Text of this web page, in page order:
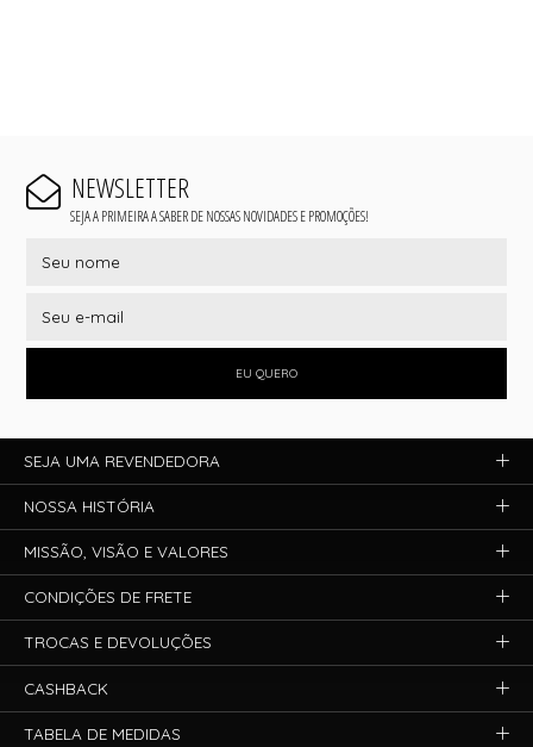
NEWSLETTER
SEJA A PRIMEIRA A SABER DE NOSSAS NOVIDADES E PROMOÇÕES!
EU QUERO
SEJA UMA REVENDEDORA
NOSSA HISTÓRIA
MISSÃO, VISÃO E VALORES
CONDIÇÕES DE FRETE
TROCAS E DEVOLUÇÕES
CASHBACK
TABELA DE MEDIDAS